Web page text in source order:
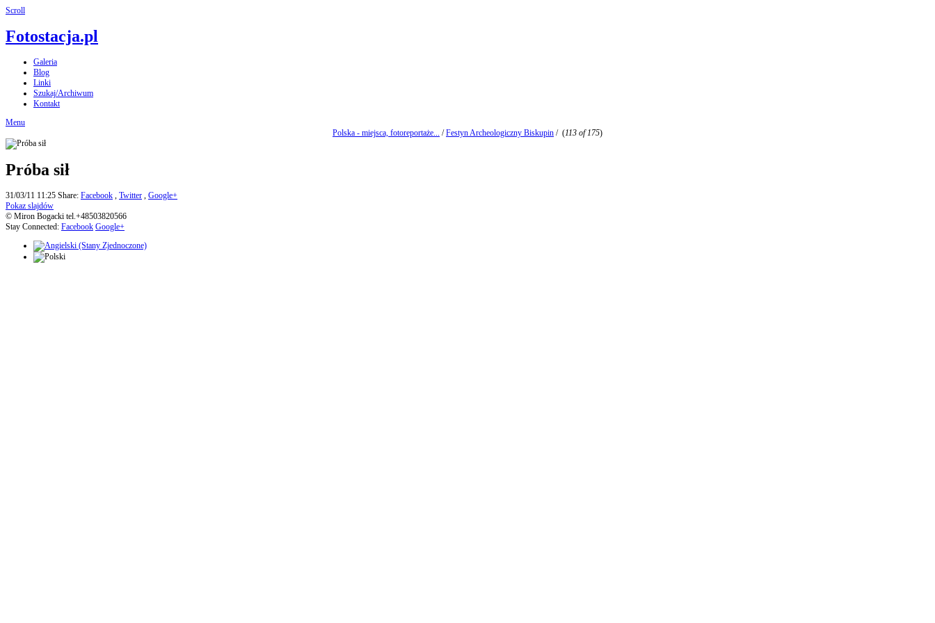
Scroll
Fotostacja.pl
Galeria
Blog
Linki
Szukaj/Archiwum
Kontakt
Menu
Polska - miejsca, fotoreportaże... /Festyn Archeologiczny Biskupin / (113 of 175)
Próba sił
31/03/11 11:25 Share: Facebook , Twitter , Google+
Pokaz slajdów
© Miron Bogacki tel.+48503820566
Stay Connected: Facebook Google+